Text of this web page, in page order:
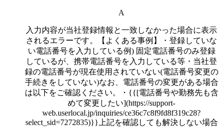
A
入力内容が当社登録情報と一致しなかった場合に表示
されるエラーです。【よくある事例】・登録していな
い電話番号を入力している例) 固定電話番号のみ登録
しているが、携帯電話番号を入力している等・当社登
録の電話番号が現在使用されていない(電話番号変更の
手続きをしていない)なお、電話番号の変更がある場合
は以下をご確認ください。・{{[電話番号や勤務先も含
めて変更したい](https://support-
web.userlocal.jp/inquiries/ce36c7c8f9fd8f319c28?
select_sid=7272835)}}上記を確認しても解決しない場合